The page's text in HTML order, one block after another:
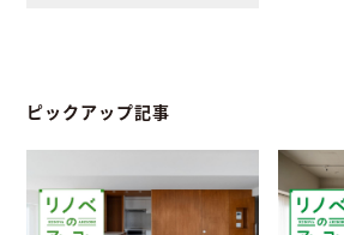
ピックアップ記事